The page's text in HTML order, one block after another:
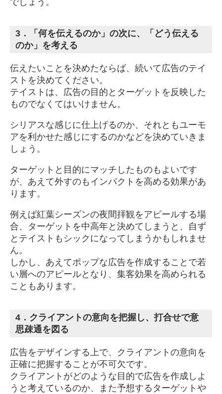
3．「何を伝えるのか」の次に、「どう伝える
のか」を考える
伝えたいことを決めたならば、続いて広告のテイ
ストを決めてください。
テイストは、広告の目的とターゲットを反映した
ものでなくてはいけません。
シリアスな感じに仕上げるのか、それともユーモ
アを利かせた感じにするのかなどを決めていきま
しょう。
ターゲットと目的にマッチしたものもよいです
が、あえて外すのもインパクトを高める効果があ
ります。
例えば紅葉シーズンの夜間拝観をアピールする場
合、ターゲットを中高年と決めてしまうと、自ず
とテイストもシックになってしまうかもしれませ
ん。
しかし、あえてポップな広告を作成することで若
い層へのアピールとなり、集客効果を高められる
こともあります。
4．クライアントの意向を把握し、打合せで意
思疎通を図る
広告をデザインする上で、クライアントの意向を
正確に把握することが不可欠です。
クライアントがどのような目的で広告を作成しよ
うと考えているのか、また予想するターゲットや